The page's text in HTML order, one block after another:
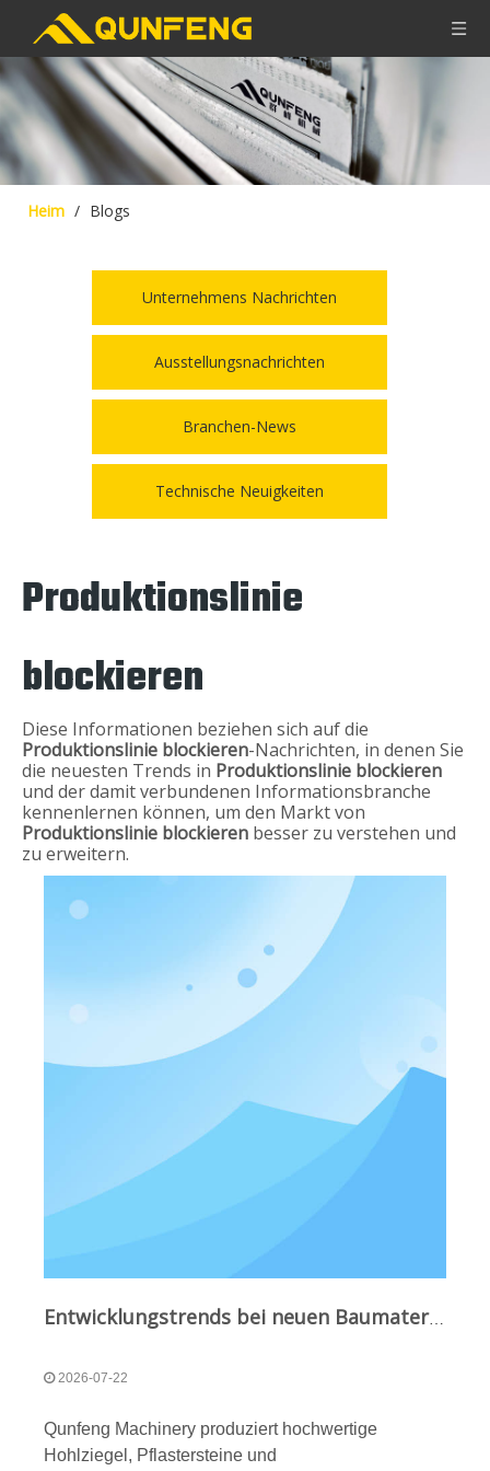
Heim / Blogs
Unternehmens Nachrichten
Ausstellungsnachrichten
Branchen-News
Technische Neuigkeiten
Produktionslinie
blockieren
Diese Informationen beziehen sich auf die
Produktionslinie blockieren-Nachrichten, in denen Sie
die neuesten Trends in Produktionslinie blockieren
und der damit verbundenen Informationsbranche
kennenlernen können, um den Markt von
Produktionslinie blockieren besser zu verstehen und
zu erweitern.
Entwicklungstrends bei neuen Baumaterialien: Vollautomatische Blockproduktionslinie von Qunfeng für Bauwesen, Kommunalbau, Landschaftsbau und andere Bereiche
2026-07-22
Qunfeng Machinery produziert hochwertige
Hohlziegel, Pflastersteine ​​und